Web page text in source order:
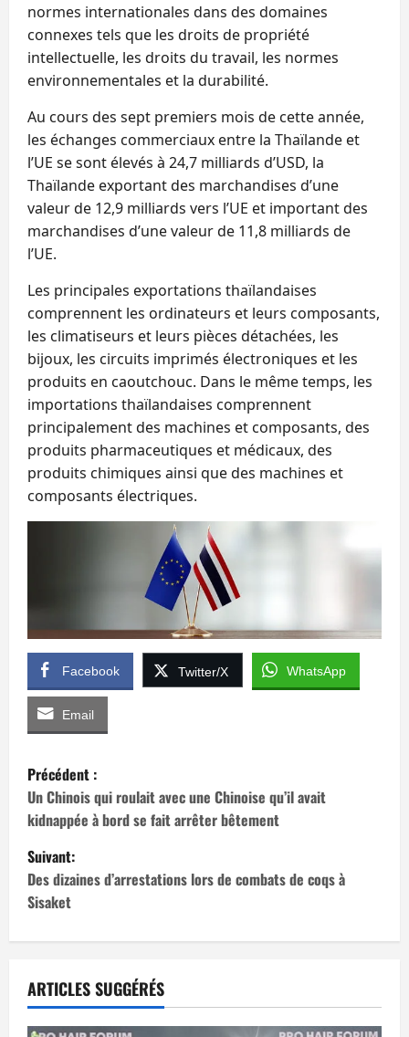
normes internationales dans des domaines
connexes tels que les droits de propriété
intellectuelle, les droits du travail, les normes
environnementales et la durabilité.
Au cours des sept premiers mois de cette année,
les échanges commerciaux entre la Thaïlande et
l’UE se sont élevés à 24,7 milliards d’USD, la
Thaïlande exportant des marchandises d’une
valeur de 12,9 milliards vers l’UE et important des
marchandises d’une valeur de 11,8 milliards de
l’UE.
Les principales exportations thaïlandaises
comprennent les ordinateurs et leurs composants,
les climatiseurs et leurs pièces détachées, les
bijoux, les circuits imprimés électroniques et les
produits en caoutchouc. Dans le même temps, les
importations thaïlandaises comprennent
principalement des machines et composants, des
produits pharmaceutiques et médicaux, des
produits chimiques ainsi que des machines et
composants électriques.
Facebook Twitter/X WhatsApp
Email
N
a
v
i
g
t
Précédent :
Un Chinois qui roulait avec une Chinoise qu’il avait
kidnappée à bord se fait arrêter bêtement
Suivant:
Des dizaines d’arrestations lors de combats de coqs à
Sisaket
ARTICLES SUGGÉRÉS